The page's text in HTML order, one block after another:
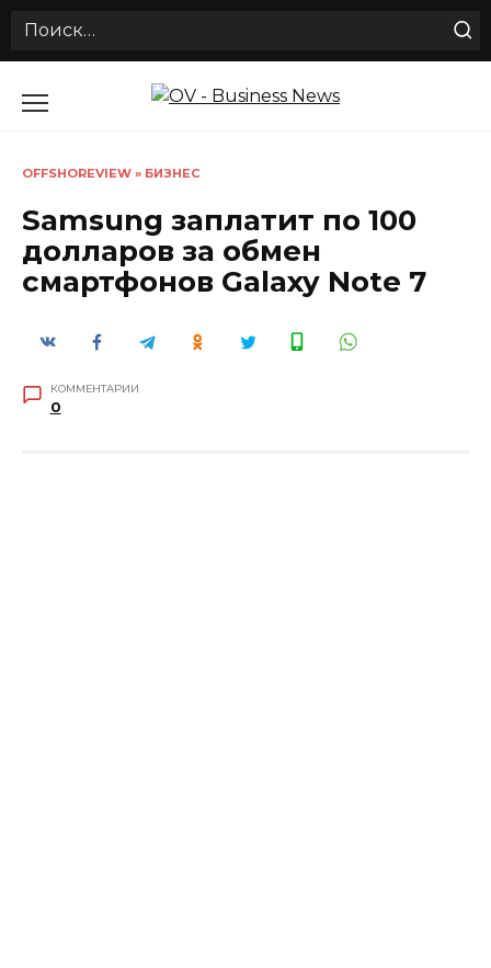
Search
OFFSHOREVIEW » БИЗНЕС
Samsung заплатит по 100
долларов за обмен
смартфонов Galaxy Note 7
КОММЕНТАРИИ
0